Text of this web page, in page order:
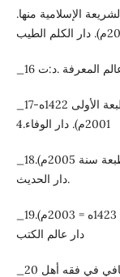
الإسلامية منها.
المعرفة .د:ت
_17الشافعي، محمد بن إدريس. الأم. مصر(الطبعة الأولى 1422ه-
2001م). دار الوفاء.4
_18الشوكاني، محمد بن علي. نيل الأوطار. القاهرة(طبعة سنة 2005م).
دار الحديث.
_19ابن عابدين، محمد أمين. رد المحتار. الرياض(طبعة 1423ه = 2003م).
دار عالم الكتب
_20 ابن عبدالبر. يوسف بن عبدالله بن محمد. الكافي في فقه أهل